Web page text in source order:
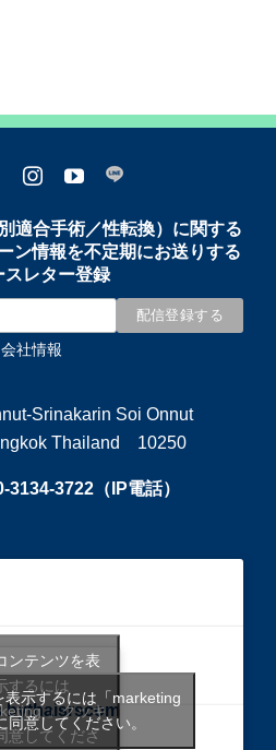
適合手術／性転換）に関する
ン情報を不定期にお送りする
スレター登録
会社情報
Srinakarin Soi Onnut
Thailand 10250
3134-3722（IP電話）
bythaisrscom
ンテンツを表
するには
」クッキ
意してくださ
表示するには「marketing
同意してください。